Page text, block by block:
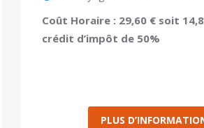
Coût Horaire : 29,60 € soit
crédit d’impôt de 50%
PLUS